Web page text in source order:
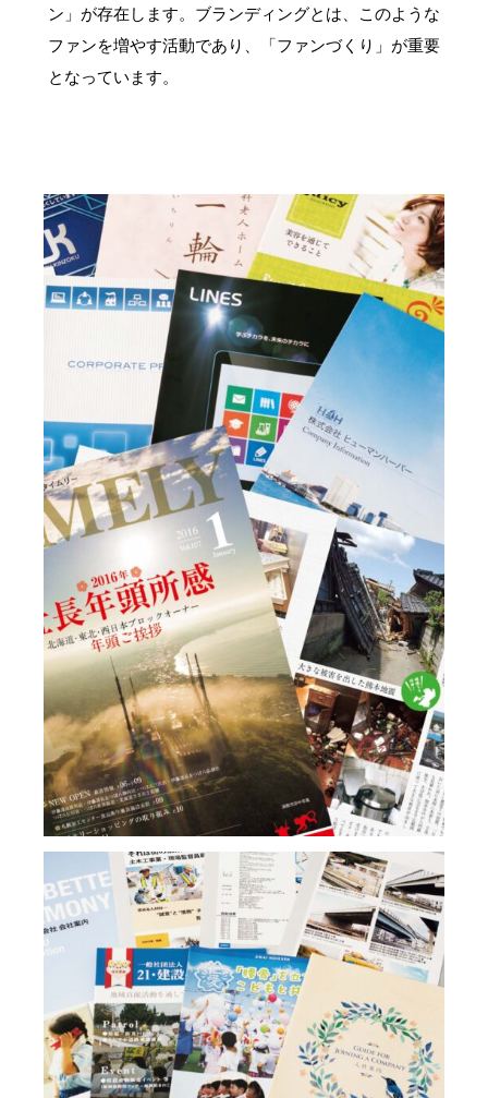
ン」が存在します。ブランディングとは、このような
ファンを増やす活動であり、「ファンづくり」が重要
となっています。